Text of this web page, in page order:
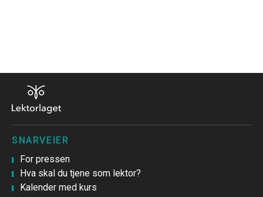
SNARVEIER
For pressen
Hva skal du tjene som lektor?
Kalender med kurs